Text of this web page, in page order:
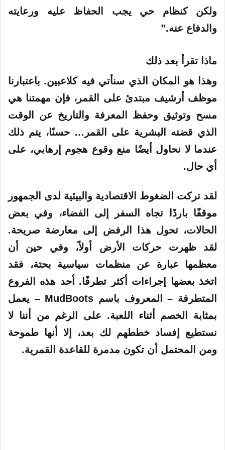
ولكن كنظام حي يجب الحفاظ عليه ورعايته
والدفاع عنه.”
ماذا تقرأ بعد ذلك
وهذا هو المكان الذي سنأتي فيه كلاعبين. باعتبارنا
موظف أرشيف مبتدئ على القمر، فإن مهمتنا هي
مسح وتوثيق وحفظ المعرفة والتاريخ عن الوقت
الذي قضته البشرية على القمر… حسنًا، يتم ذلك
عندما لا نحاول أيضًا منع وقوع هجوم إرهابي، على
أي حال.
لقد تركت الضغوط الاقتصادية والبيئية لدى الجمهور
موقفًا باردًا تجاه السفر إلى الفضاء، وفي بعض
الحالات، تحول هذا الرفض إلى معارضة صريحة.
لقد ظهرت حركات الأرض أولاً، وفي حين أن
معظمها عبارة عن منظمات سياسية بحتة، فقد
اتخذ بعضها إجراءات أكثر تطرفًا. أحد هذه الفروع
المتطرفة – المعروف باسم MudBoots – يعمل
بمثابة الخصم أثناء اللعبة. على الرغم من أننا لا
نستطيع إفساد خططهم لك بعد، إلا أنها طموحة
ومن المحتمل أن تكون مدمرة للقاعدة القمرية.